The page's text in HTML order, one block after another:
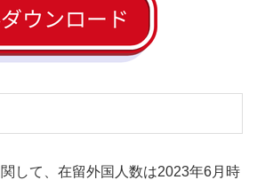
して、在留外国人数は2023年6月時